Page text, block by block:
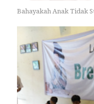
Bahayakah Anak Tidak